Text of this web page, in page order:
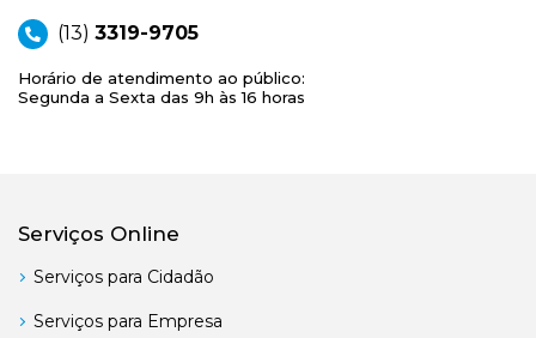
(13) 3319-9705
Horário de atendimento ao público:
Segunda a Sexta das 9h às 16 horas
Serviços Online
Serviços para Cidadão
Serviços para Empresa